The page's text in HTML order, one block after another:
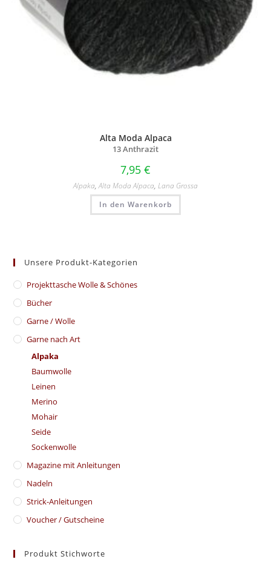
Alta Moda Alpaca
13 Anthrazit
7,95 €
Alpaka,Alta Moda Alpaca, Lana Grossa
In den Warenkorb
Unsere Produkt-Kategorien
​Projekttasche Wolle & Schönes
Bücher
Garne / Wolle
Garne nach Art
Alpaka
Baumwolle
Leinen
Merino
Mohair
Seide
Sockenwolle
Magazine mit Anleitungen
Nadeln
Strick-Anleitungen
Voucher / Gutscheine
Produkt Stichworte